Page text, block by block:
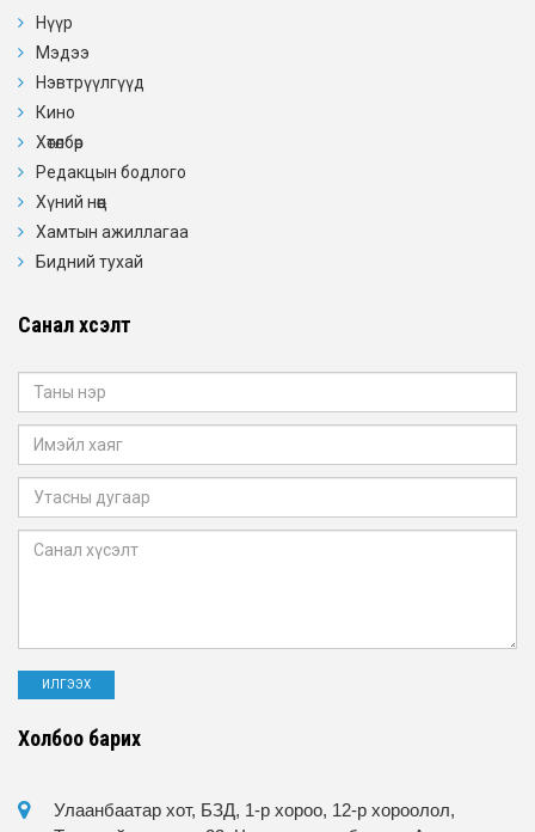
Нүүр
Мэдээ
Нэвтрүүлгүүд
Кино
Хөтөлбөр
Редакцын бодлого
Хүний нөөц
Хамтын ажиллагаа
Бидний тухай
Санал хүсэлт
Холбоо барих
Улаанбаатар хот, БЗД, 1-р хороо, 12-р хороолол,